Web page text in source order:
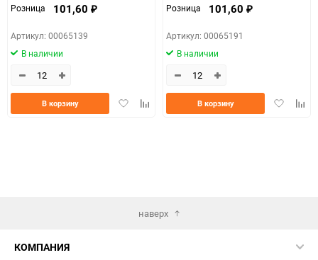
Розница 101,60 ₽
Артикул: 00065139
В наличии
ДобавитьДобавить
В корзину
Розница 101,60 ₽
Артикул: 00065191
В наличии
Добавить
В корзину
наверх
КОМПАНИЯ